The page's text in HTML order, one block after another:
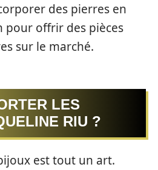
des pierres en
pour offrir des pièces
sur le marché.
LES
RIU ?
est tout un art.